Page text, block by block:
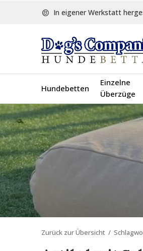
Hundebetten
Einzelne
Überzüge
In eigener Werkstatt
Zurück zur Übersicht